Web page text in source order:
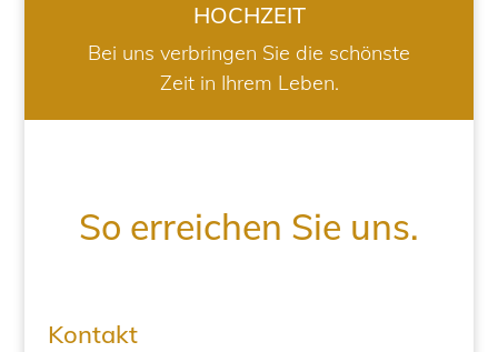
HOCHZEIT
Bei uns verbringen Sie die schönste
Zeit in Ihrem Leben.
So erreichen Sie uns.
Kontakt